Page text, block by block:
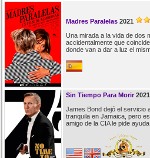
Madres Paralelas 2021
Una mirada a la vida de dos
accidentalmente que
donde van a dar a luz el
Sin Tiempo Para Morir 2021
James Bond dejó el servicio
tranquila en Jamaica, pero
amigo de la CIA le pide ayuda.